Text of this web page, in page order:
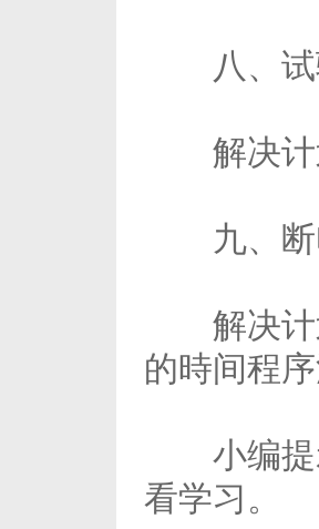
八、试
解决计
九、断
解决计划
的時间程
小编提示
看学习。